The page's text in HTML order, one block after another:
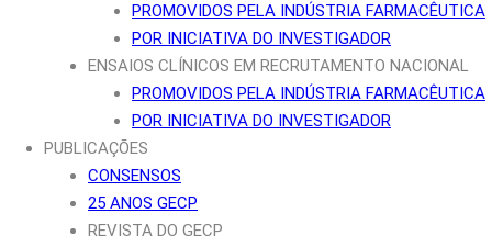
PROMOVIDOS PELA INDÚSTRIA FARMACÊUTICA
POR INICIATIVA DO INVESTIGADOR
ENSAIOS CLÍNICOS EM RECRUTAMENTO NACIONAL
PROMOVIDOS PELA INDÚSTRIA FARMACÊUTICA
POR INICIATIVA DO INVESTIGADOR
PUBLICAÇÕES
CONSENSOS
25 ANOS GECP
REVISTA DO GECP